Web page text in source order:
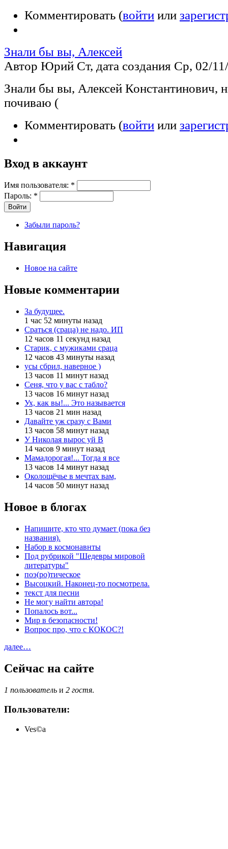
Комментировать (войти или
Знали бы вы, Алексей
Автор Юрий Ст, дата создания Ср, 02/
Знали бы вы, Алексей Константинович,
почиваю (
Комментировать (войти или
Вход в аккаунт
Имя пользователя: *
Пароль: *
Забыли пароль?
Навигация
Новое на сайте
Новые комментарии
За будущее.
1 час 52 минуты назад
Сраться (сраца) не надо. ИП
12 часов 11 секунд назад
Старик, с мужиками сраца
12 часов 43 минуты назад
усы сбрил, наверное )
13 часов 11 минут назад
Сеня, что у вас с табло?
13 часов 16 минут назад
Ух, как вы!... Это называется
13 часов 21 мин назад
Давайте уж сразу с Вами
13 часов 58 минут назад
У Николая вырос уй В
14 часов 9 минут назад
Мамадорогая!... Тогда я все
13 часов 14 минут назад
Околощёчье в мечтах вам,
14 часов 50 минут назад
Новое в блогах
Напишите, кто что думает (пока без
названия).
Набор в космонавнты
Под рубрикой "Шедевры мировой
литературы"
поэ(ро)тическое
Высоцкий. Наконец-то посмотрела.
текст для песни
Не могу найти автора!
Попалось вот...
Мир в безопасности!
Вопрос про, что с КОКОС?!
далее…
Сейчас на сайте
1 пользователь и 2 гостя.
Пользователи:
Ves©a